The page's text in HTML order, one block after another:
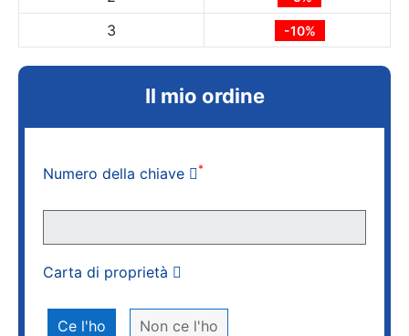
3 -10%
Il mio ordine
Numero della chiave *
Carta di proprietà
Ce l'ho Non ce l'ho